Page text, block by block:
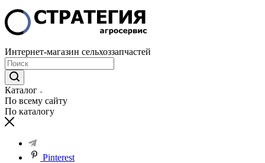
Интернет-магазин сельхоззапчастей
Каталог
По всему сайту
По каталогу
Pinterest